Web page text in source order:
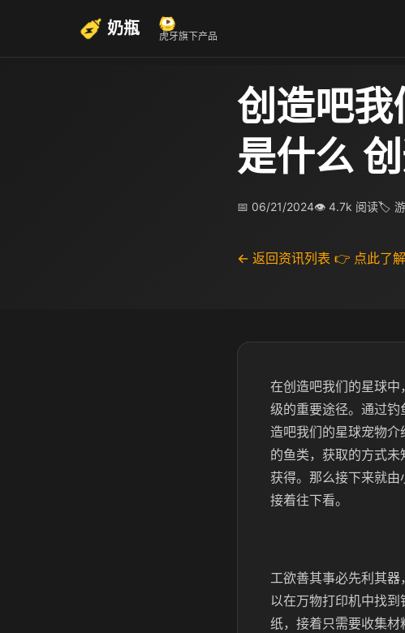
奶瓶 虎牙旗下产品
创造吧
是什么
📅 06/21/2024👁 4.7k 阅读🏷 游
← 返回资讯列表 👉 点此了
在创造吧我们的星球
级的重要途径。通过
造吧我们的星球宠物
的鱼类，获取的方式
获得。那么接下来就
接着往下看。
工欲善其事必先利其
以在万物打印机中找
纸，接着只需要收集